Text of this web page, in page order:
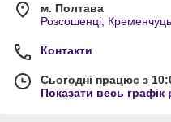
м. Полтава
Розсошенці,
Контакти
Сьогодні працює з
Показати весь графік